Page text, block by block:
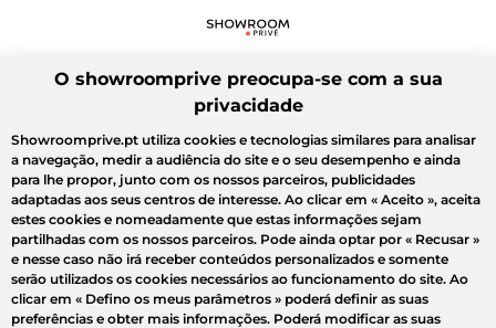
O showroomprive preocupa-se com a sua
privacidade
Showroomprive.pt utiliza cookies e tecnologias similares para analisar
a navegação, medir a audiência do site e o seu desempenho e ainda
para lhe propor, junto com os nossos parceiros, publicidades
adaptadas aos seus centros de interesse. Ao clicar em « Aceito », aceita
estes cookies e nomeadamente que estas informações sejam
partilhadas com os nossos parceiros. Pode ainda optar por « Recusar »
e nesse caso não irá receber conteúdos personalizados e somente
serão utilizados os cookies necessários ao funcionamento do site. Ao
clicar em « Defino os meus parâmetros » poderá definir as suas
preferências e obter mais informações. Poderá modificar as suas